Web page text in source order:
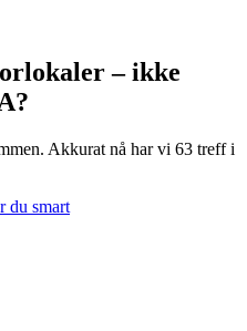
– ikke
?
. Akkurat nå har vi 63 treff i
du smart